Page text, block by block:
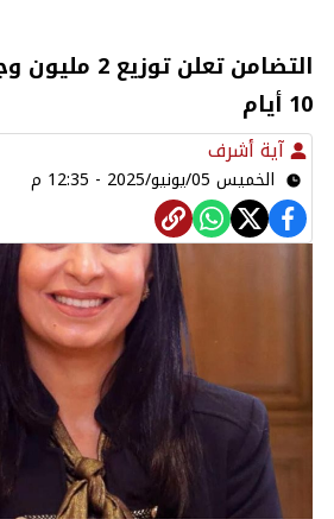
التضامن تعلن
10 أيام
آية أشرف
الخميس 05/يونيو/2025 - 12:35 م